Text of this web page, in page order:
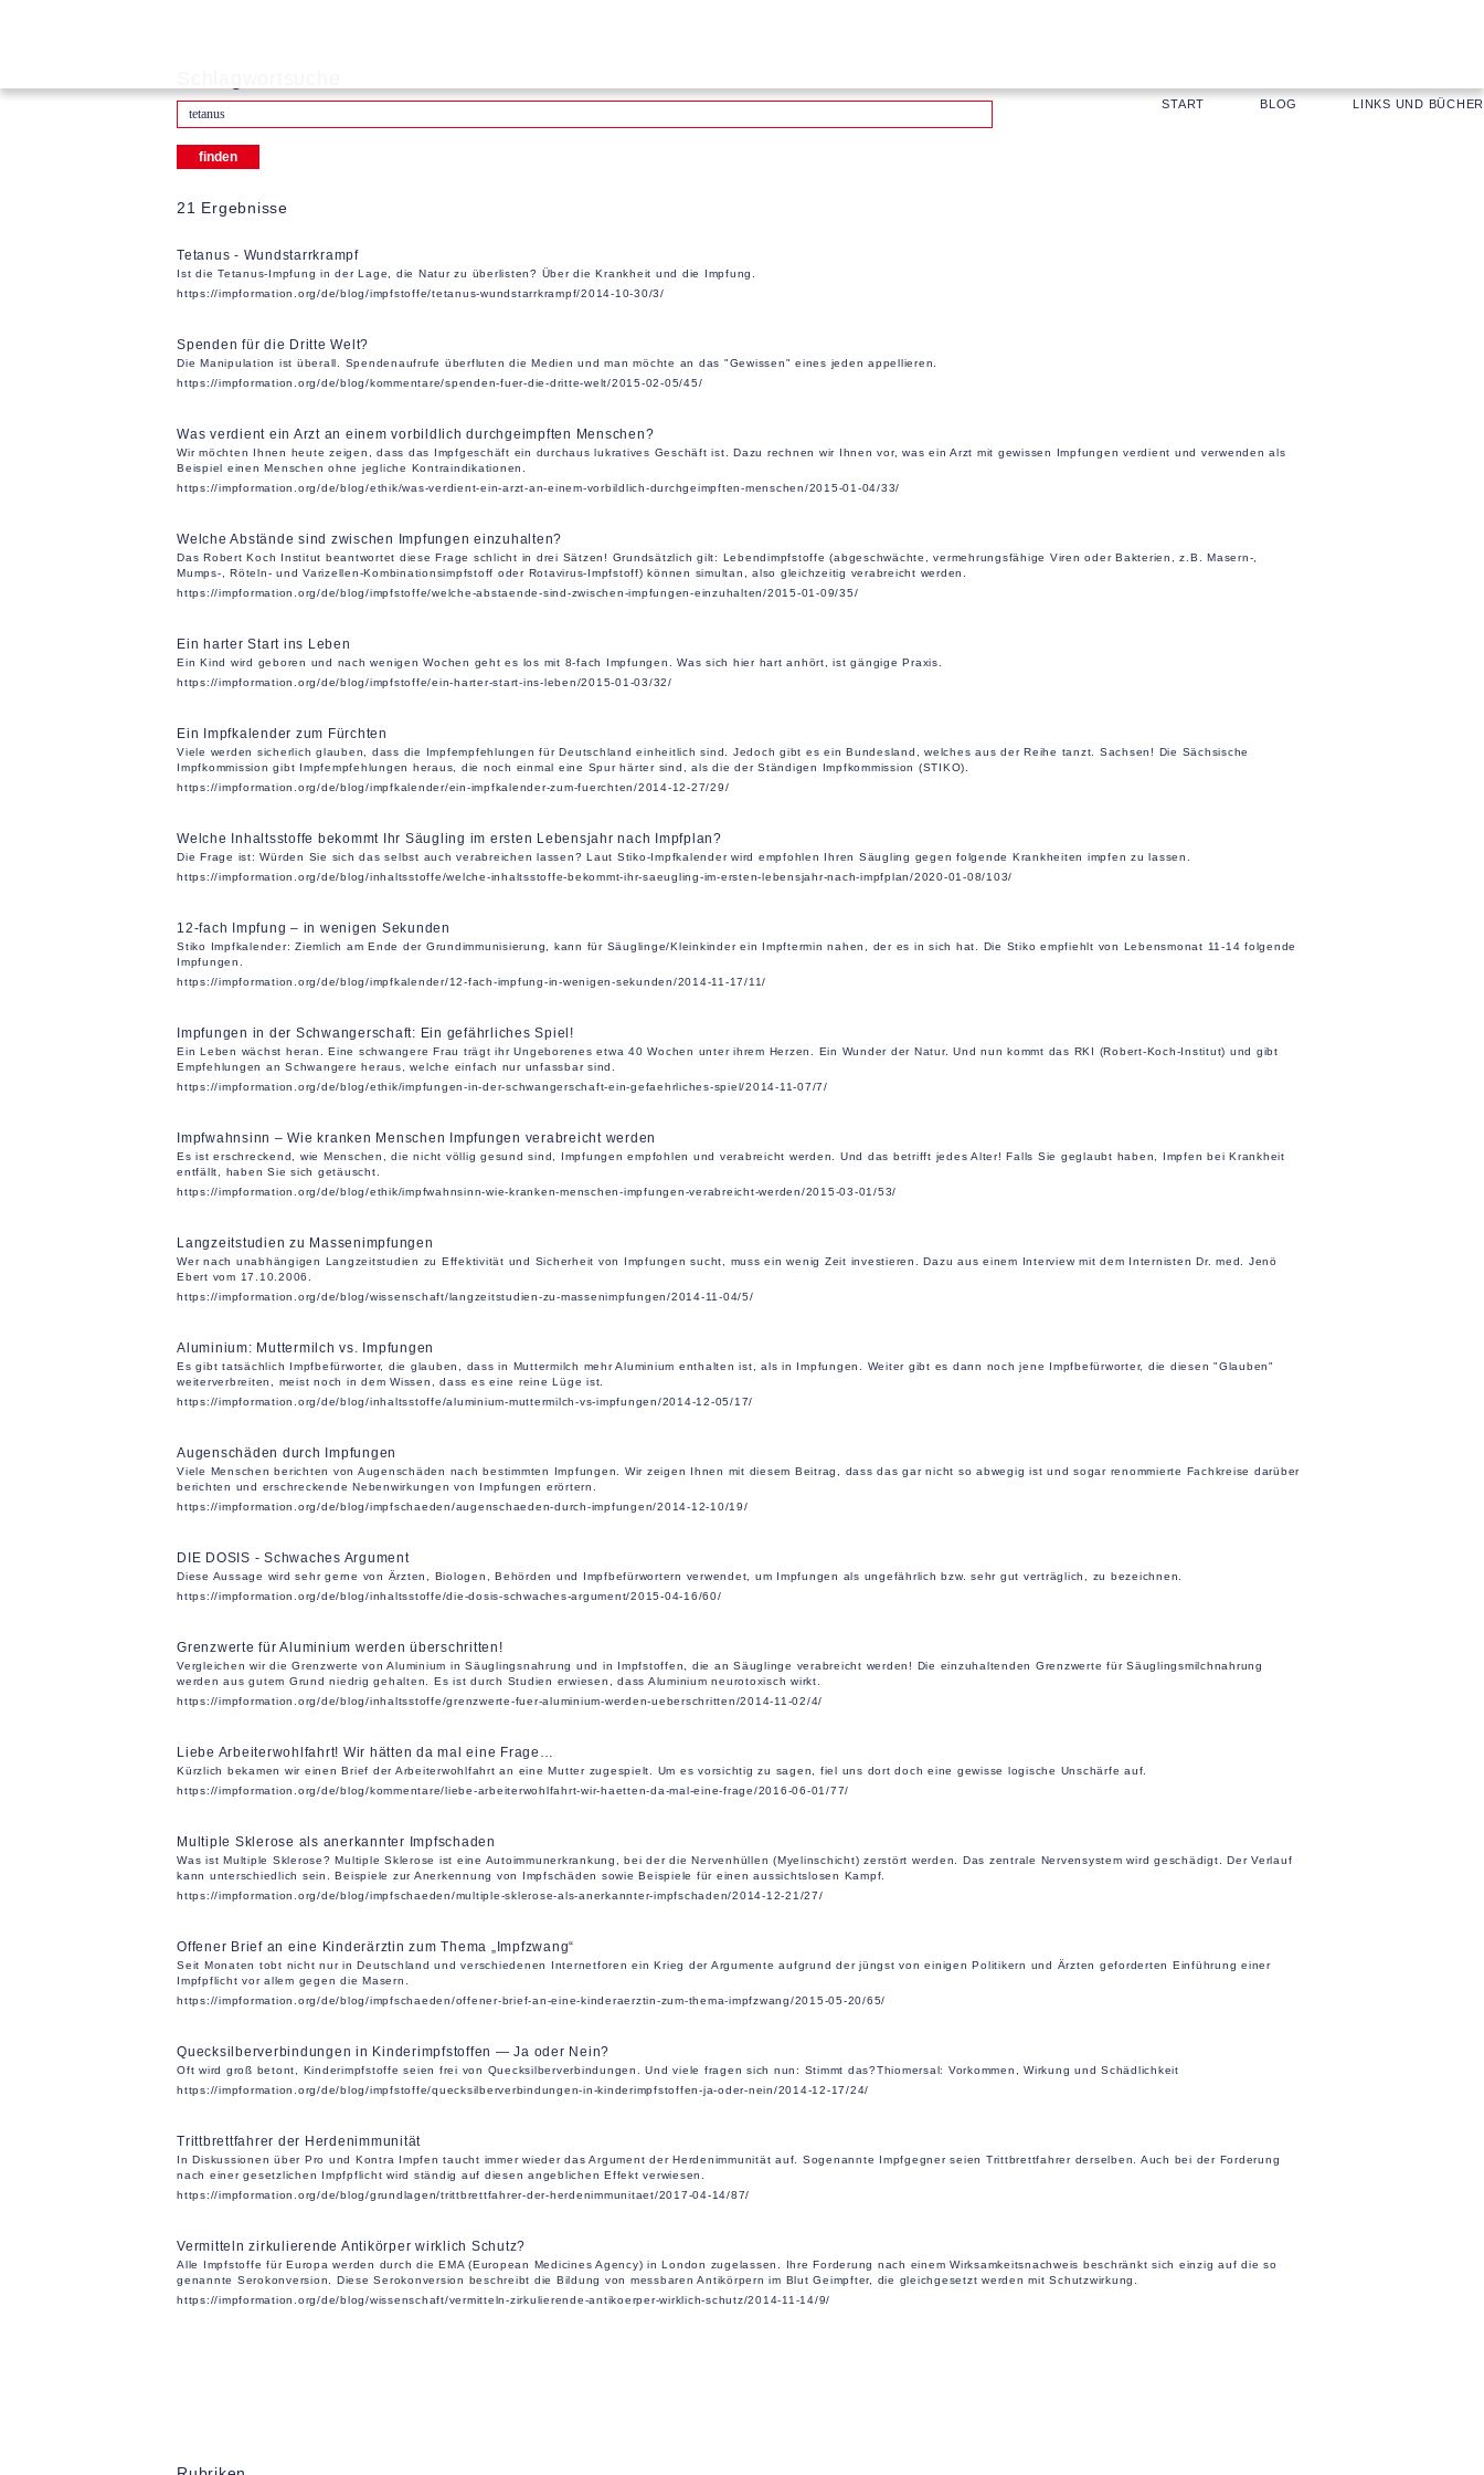
START BLOG LINKS UND BÜCHER
21 Ergebnisse
Tetanus - Wundstarrkrampf
Ist die Tetanus-Impfung in der Lage, die Natur zu überlisten? Über die Krankheit und die Impfung.
https://impformation.org/de/blog/impfstoffe/tetanus-wundstarrkrampf/2014-10-30/3/
Spenden für die Dritte Welt?
Die Manipulation ist überall. Spendenaufrufe überfluten die Medien und man möchte an das "Gewissen" eines jeden appellieren.
https://impformation.org/de/blog/kommentare/spenden-fuer-die-dritte-welt/2015-02-05/45/
Was verdient ein Arzt an einem vorbildlich durchgeimpften Menschen?
Wir möchten Ihnen heute zeigen, dass das Impfgeschäft ein durchaus lukratives Geschäft ist. Dazu rechnen wir Ihnen vor, was ein Arzt mit gewissen Impfungen verdient und verwenden als
Beispiel einen Menschen ohne jegliche Kontraindikationen.
https://impformation.org/de/blog/ethik/was-verdient-ein-arzt-an-einem-vorbildlich-durchgeimpften-menschen/2015-01-04/33/
Welche Abstände sind zwischen Impfungen einzuhalten?
Das Robert Koch Institut beantwortet diese Frage schlicht in drei Sätzen! Grundsätzlich gilt: Lebendimpfstoffe (abgeschwächte, vermehrungsfähige Viren oder Bakterien, z.B. Masern-,
Mumps-, Röteln- und Varizellen-Kombinationsimpfstoff oder Rotavirus-Impfstoff) können simultan, also gleichzeitig verabreicht werden.
https://impformation.org/de/blog/impfstoffe/welche-abstaende-sind-zwischen-impfungen-einzuhalten/2015-01-09/35/
Ein harter Start ins Leben
Ein Kind wird geboren und nach wenigen Wochen geht es los mit 8-fach Impfungen. Was sich hier hart anhört, ist gängige Praxis.
https://impformation.org/de/blog/impfstoffe/ein-harter-start-ins-leben/2015-01-03/32/
Ein Impfkalender zum Fürchten
Viele werden sicherlich glauben, dass die Impfempfehlungen für Deutschland einheitlich sind. Jedoch gibt es ein Bundesland, welches aus der Reihe tanzt. Sachsen! Die Sächsische
Impfkommission gibt Impfempfehlungen heraus, die noch einmal eine Spur härter sind, als die der Ständigen Impfkommission (STIKO).
https://impformation.org/de/blog/impfkalender/ein-impfkalender-zum-fuerchten/2014-12-27/29/
Welche Inhaltsstoffe bekommt Ihr Säugling im ersten Lebensjahr nach Impfplan?
Die Frage ist: Würden Sie sich das selbst auch verabreichen lassen? Laut Stiko-Impfkalender wird empfohlen Ihren Säugling gegen folgende Krankheiten impfen zu lassen.
https://impformation.org/de/blog/inhaltsstoffe/welche-inhaltsstoffe-bekommt-ihr-saeugling-im-ersten-lebensjahr-nach-impfplan/2020-01-08/103/
12-fach Impfung – in wenigen Sekunden
Stiko Impfkalender: Ziemlich am Ende der Grundimmunisierung, kann für Säuglinge/Kleinkinder ein Impftermin nahen, der es in sich hat. Die Stiko empfiehlt von Lebensmonat 11-14 folgende
Impfungen.
https://impformation.org/de/blog/impfkalender/12-fach-impfung-in-wenigen-sekunden/2014-11-17/11/
Impfungen in der Schwangerschaft: Ein gefährliches Spiel!
Ein Leben wächst heran. Eine schwangere Frau trägt ihr Ungeborenes etwa 40 Wochen unter ihrem Herzen. Ein Wunder der Natur. Und nun kommt das RKI (Robert-Koch-Institut) und gibt
Empfehlungen an Schwangere heraus, welche einfach nur unfassbar sind.
https://impformation.org/de/blog/ethik/impfungen-in-der-schwangerschaft-ein-gefaehrliches-spiel/2014-11-07/7/
Impfwahnsinn – Wie kranken Menschen Impfungen verabreicht werden
Es ist erschreckend, wie Menschen, die nicht völlig gesund sind, Impfungen empfohlen und verabreicht werden. Und das betrifft jedes Alter! Falls Sie geglaubt haben, Impfen bei Krankheit
entfällt, haben Sie sich getäuscht.
https://impformation.org/de/blog/ethik/impfwahnsinn-wie-kranken-menschen-impfungen-verabreicht-werden/2015-03-01/53/
Langzeitstudien zu Massenimpfungen
Wer nach unabhängigen Langzeitstudien zu Effektivität und Sicherheit von Impfungen sucht, muss ein wenig Zeit investieren. Dazu aus einem Interview mit dem Internisten Dr. med. Jenö
Ebert vom 17.10.2006.
https://impformation.org/de/blog/wissenschaft/langzeitstudien-zu-massenimpfungen/2014-11-04/5/
Aluminium: Muttermilch vs. Impfungen
Es gibt tatsächlich Impfbefürworter, die glauben, dass in Muttermilch mehr Aluminium enthalten ist, als in Impfungen. Weiter gibt es dann noch jene Impfbefürworter, die diesen "Glauben"
weiterverbreiten, meist noch in dem Wissen, dass es eine reine Lüge ist.
https://impformation.org/de/blog/inhaltsstoffe/aluminium-muttermilch-vs-impfungen/2014-12-05/17/
Augenschäden durch Impfungen
Viele Menschen berichten von Augenschäden nach bestimmten Impfungen. Wir zeigen Ihnen mit diesem Beitrag, dass das gar nicht so abwegig ist und sogar renommierte Fachkreise darüber
berichten und erschreckende Nebenwirkungen von Impfungen erörtern.
https://impformation.org/de/blog/impfschaeden/augenschaeden-durch-impfungen/2014-12-10/19/
DIE DOSIS - Schwaches Argument
Diese Aussage wird sehr gerne von Ärzten, Biologen, Behörden und Impfbefürwortern verwendet, um Impfungen als ungefährlich bzw. sehr gut verträglich, zu bezeichnen.
https://impformation.org/de/blog/inhaltsstoffe/die-dosis-schwaches-argument/2015-04-16/60/
Grenzwerte für Aluminium werden überschritten!
Vergleichen wir die Grenzwerte von Aluminium in Säuglingsnahrung und in Impfstoffen, die an Säuglinge verabreicht werden! Die einzuhaltenden Grenzwerte für Säuglingsmilchnahrung
werden aus gutem Grund niedrig gehalten. Es ist durch Studien erwiesen, dass Aluminium neurotoxisch wirkt.
https://impformation.org/de/blog/inhaltsstoffe/grenzwerte-fuer-aluminium-werden-ueberschritten/2014-11-02/4/
Liebe Arbeiterwohlfahrt! Wir hätten da mal eine Frage…
Kürzlich bekamen wir einen Brief der Arbeiterwohlfahrt an eine Mutter zugespielt. Um es vorsichtig zu sagen, fiel uns dort doch eine gewisse logische Unschärfe auf.
https://impformation.org/de/blog/kommentare/liebe-arbeiterwohlfahrt-wir-haetten-da-mal-eine-frage/2016-06-01/77/
Multiple Sklerose als anerkannter Impfschaden
Was ist Multiple Sklerose? Multiple Sklerose ist eine Autoimmunerkrankung, bei der die Nervenhüllen (Myelinschicht) zerstört werden. Das zentrale Nervensystem wird geschädigt. Der Verlauf
kann unterschiedlich sein. Beispiele zur Anerkennung von Impfschäden sowie Beispiele für einen aussichtslosen Kampf.
https://impformation.org/de/blog/impfschaeden/multiple-sklerose-als-anerkannter-impfschaden/2014-12-21/27/
Offener Brief an eine Kinderärztin zum Thema „Impfzwang“
Seit Monaten tobt nicht nur in Deutschland und verschiedenen Internetforen ein Krieg der Argumente aufgrund der jüngst von einigen Politikern und Ärzten geforderten Einführung einer
Impfpflicht vor allem gegen die Masern.
https://impformation.org/de/blog/impfschaeden/offener-brief-an-eine-kinderaerztin-zum-thema-impfzwang/2015-05-20/65/
Quecksilberverbindungen in Kinderimpfstoffen — Ja oder Nein?
Oft wird groß betont, Kinderimpfstoffe seien frei von Quecksilberverbindungen. Und viele fragen sich nun: Stimmt das?Thiomersal: Vorkommen, Wirkung und Schädlichkeit
https://impformation.org/de/blog/impfstoffe/quecksilberverbindungen-in-kinderimpfstoffen-ja-oder-nein/2014-12-17/24/
Trittbrettfahrer der Herdenimmunität
In Diskussionen über Pro und Kontra Impfen taucht immer wieder das Argument der Herdenimmunität auf. Sogenannte Impfgegner seien Trittbrettfahrer derselben. Auch bei der Forderung
nach einer gesetzlichen Impfpflicht wird ständig auf diesen angeblichen Effekt verwiesen.
https://impformation.org/de/blog/grundlagen/trittbrettfahrer-der-herdenimmunitaet/2017-04-14/87/
Vermitteln zirkulierende Antikörper wirklich Schutz?
Alle Impfstoffe für Europa werden durch die EMA (European Medicines Agency) in London zugelassen. Ihre Forderung nach einem Wirksamkeitsnachweis beschränkt sich einzig auf die so
genannte Serokonversion. Diese Serokonversion beschreibt die Bildung von messbaren Antikörpern im Blut Geimpfter, die gleichgesetzt werden mit Schutzwirkung.
https://impformation.org/de/blog/wissenschaft/vermitteln-zirkulierende-antikoerper-wirklich-schutz/2014-11-14/9/